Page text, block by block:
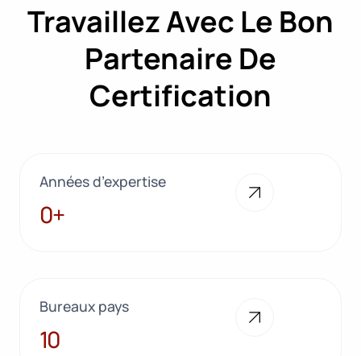
Travaillez Avec Le Bon
Partenaire De
Certification
Années d’expertise
28+
0+
Bureaux pays
10
10